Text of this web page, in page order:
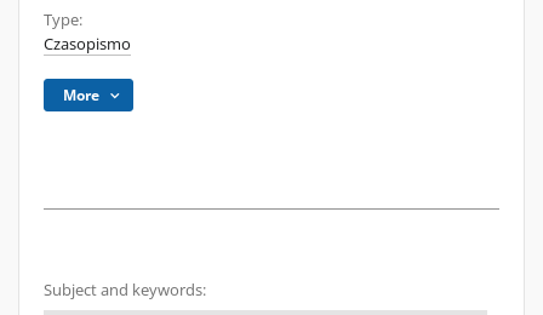
Type:
Czasopismo
More
Subject and keywords: